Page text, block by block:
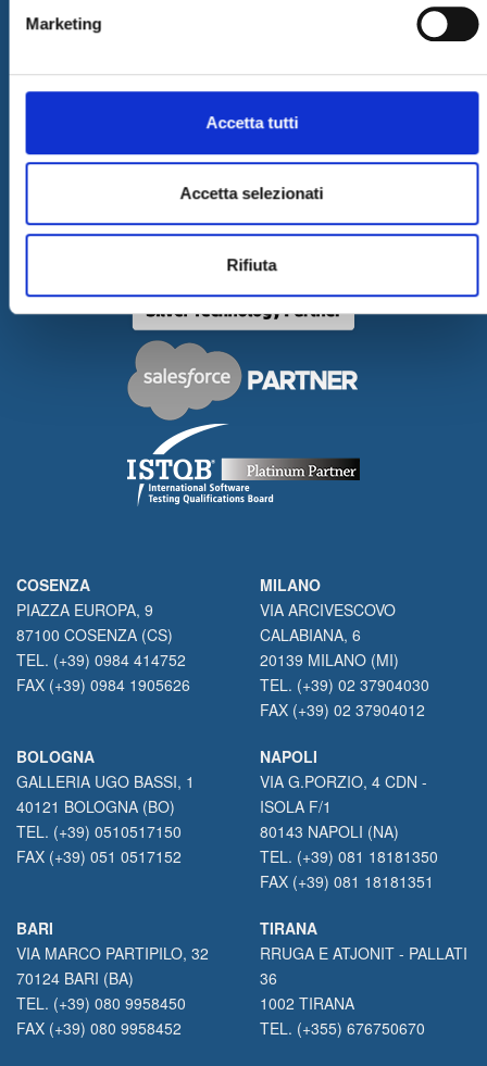
Marketing
Accetta tutti
Accetta selezionati
Rifiuta
COPYRIGHT
LAVORA CON NOI
GOVERNANCE
COSENZA
PIAZZA EUROPA, 9
87100 COSENZA (CS)
TEL. (+39) 0984 414752
FAX (+39) 0984 1905626
MILANO
VIA ARCIVESCOVO
CALABIANA, 6
20139 MILANO (MI)
TEL. (+39) 02 37904030
FAX (+39) 02 37904012
BOLOGNA
GALLERIA UGO BASSI, 1
40121 BOLOGNA (BO)
TEL. (+39) 0510517150
FAX (+39) 051 0517152
NAPOLI
VIA G.PORZIO, 4 CDN -
ISOLA F/1
80143 NAPOLI (NA)
TEL. (+39) 081 18181350
FAX (+39) 081 18181351
BARI
VIA MARCO PARTIPILO, 32
70124 BARI (BA)
TEL. (+39) 080 9958450
FAX (+39) 080 9958452
TIRANA
RRUGA E ATJONIT - PALLATI
36
1002 TIRANA
TEL. (+355) 676750670